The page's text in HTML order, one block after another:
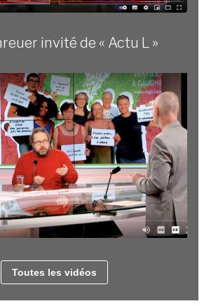
invité de « Actu L »
Toutes les vidéos